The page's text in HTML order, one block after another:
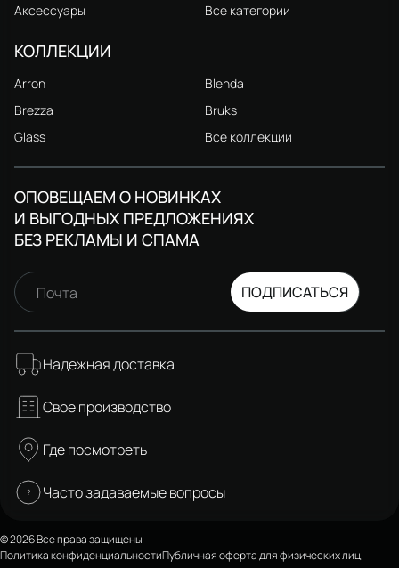
Аксессуары
Все категории
КОЛЛЕКЦИИ
Arron
Blenda
Brezza
Bruks
Glass
Все коллекции
ОПОВЕЩАЕМ О НОВИНКАХ
И ВЫГОДНЫХ ПРЕДЛОЖЕНИЯХ
БЕЗ РЕКЛАМЫ И СПАМА
Почта ПОДПИСАТЬСЯ
Надежная доставка
Свое производство
Где посмотреть
Часто задаваемые вопросы
© 2026 Все права защищены
Политика конфиденциальностиПубличная оферта для физических лиц